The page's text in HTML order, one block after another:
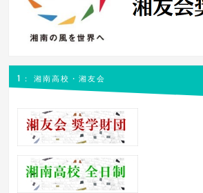
1： 湘南高校・湘友会